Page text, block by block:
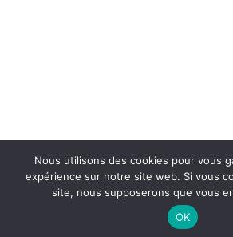
Nous utilisons des cookies pour vous
expérience sur notre site web. Si vous
site, nous supposerons que vous
OK